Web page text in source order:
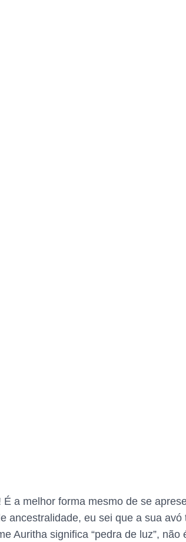
a melhor forma mesmo de se
ancestralidade, eu sei que a sua
Auritha significa “pedra de luz”, não